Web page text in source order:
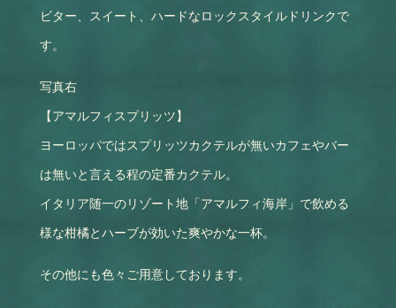
ビター、スイート、ハードなロックスタイルドリンクで
す。
写真右
【アマルフィスプリッツ】
ヨーロッパではスプリッツカクテルが無いカフェやバー
は無いと言える程の定番カクテル。
イタリア随一のリゾート地「アマルフィ海岸」で飲める
様な柑橘とハーブが効いた爽やかな一杯。
その他にも色々ご用意しております。